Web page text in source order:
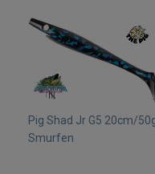
Pig Shad Jr G5 20cm/
Smurfen